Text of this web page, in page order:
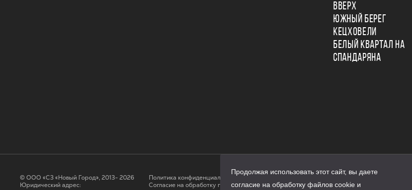
ВВЕРХ
ЮЖНЫЙ БЕРЕГ
КЕЦХОВЕЛИ
БЕЛЫЙ КВАРТАЛ НА
СПАНДАРЯНА
© ООО «СЗ «Новый Город», 2013- 2026
Юридический адрес:
Политика конфиденциальности
Согласие на обработку персональных данных
Продолжая использовать этот сайт, вы даете
согласие на обработку файлов cookie и